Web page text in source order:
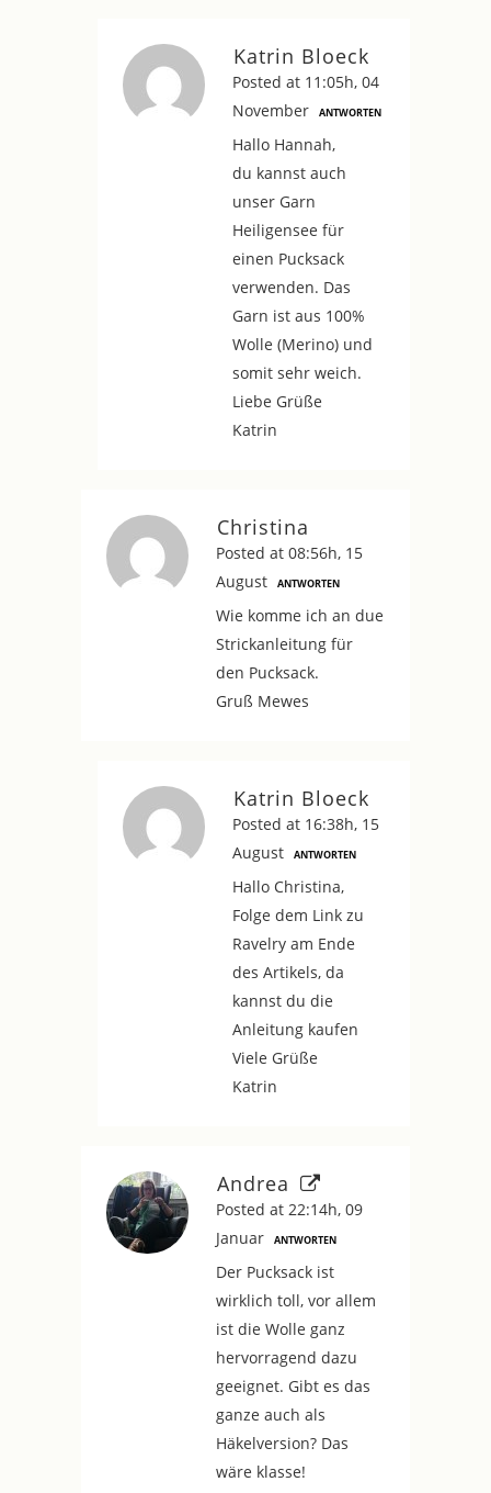
Katrin Bloeck
Posted at 11:05h, 04
November
ANTWORTEN
Hallo Hannah,
du kannst auch
unser Garn
Heiligensee für
einen Pucksack
verwenden. Das
Garn ist aus 100%
Wolle (Merino) und
somit sehr weich.
Liebe Grüße
Katrin
Christina
Posted at 08:56h, 15
August
ANTWORTEN
Wie komme ich an due
Strickanleitung für
den Pucksack.
Gruß Mewes
Katrin Bloeck
Posted at 16:38h, 15
August
ANTWORTEN
Hallo Christina,
Folge dem Link zu
Ravelry am Ende
des Artikels, da
kannst du die
Anleitung kaufen
Viele Grüße
Katrin
Andrea
Posted at 22:14h, 09
Januar
ANTWORTEN
Der Pucksack ist
wirklich toll, vor allem
ist die Wolle ganz
hervorragend dazu
geeignet. Gibt es das
ganze auch als
Häkelversion? Das
wäre klasse!